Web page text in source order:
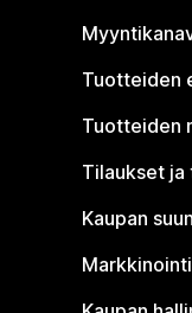
Tuotteiden
Tuotteiden
Tilaukset
Kaupan